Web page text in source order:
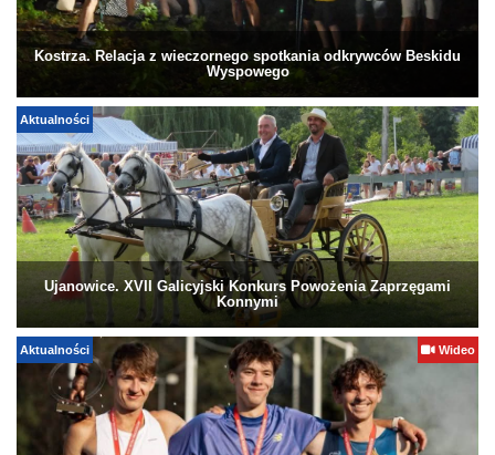
Kostrza. Relacja z wieczornego spotkania odkrywców Beskidu
Wyspowego
Aktualności
Ujanowice. XVII Galicyjski Konkurs Powożenia Zaprzęgami
Konnymi
Aktualności Wideo